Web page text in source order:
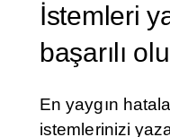
İstemleri
başarılı
En yaygın
istemlerinizi